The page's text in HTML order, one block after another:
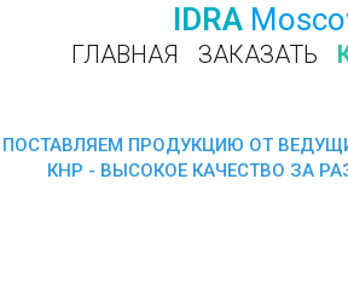
IDRA
ГЛАВНАЯ ЗАКАЗАТЬ
ПОСТАВЛЯЕМ ПРОДУКЦИЮ ОТ
КНР - ВЫСОКОЕ КАЧЕСТВО ЗА